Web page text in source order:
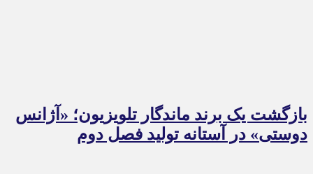
بازگشت یک برند ماندگار تلویزیون؛ «آژانس
دوستی» در آستانه تولید فصل دوم